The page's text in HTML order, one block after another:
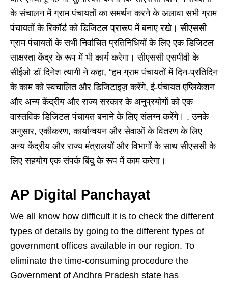
के संचालन में ग्राम पंचायतों का समर्थन करने के अलावा सभी ग्राम
पंचायतों के रिकॉर्ड को डिजिटल प्रारूप में बनाए रखे। सीएससी
ग्राम पंचायतों के सभी निर्वाचित प्रतिनिधियों के लिए एक डिजिटल
साक्षरता केंद्र के रूप में भी कार्य करेगा। सीएससी एसपीवी के
सीईओ डॉ दिनेश त्यागी ने कहा, “हम ग्राम पंचायतों में दिन-प्रतिदिन
के काम को स्वचालित और डिजिटाइज़ करेंगे, ई-पंचायत एप्लिकेशन
और अन्य केंद्रीय और राज्य सरकार के अनुप्रयोगों को एक
वास्तविक डिजिटल पंचायत बनाने के लिए संलग्न करेंगे। . उनके
अनुसार, एकीकरण, कार्यान्वयन और सेवाओं के वितरण के लिए
अन्य केंद्रीय और राज्य मंत्रालयों और विभागों के साथ सीएससी के
लिए सहयोग एक संपर्क बिंदु के रूप में काम करेगा।
AP Digital Panchayat
We all know how difficult it is to check the different
types of details by going to the different types of
government offices available in our region. To
eliminate the time-consuming procedure the
Government of Andhra Pradesh state has